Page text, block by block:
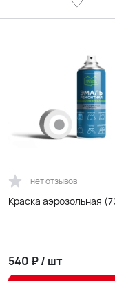
нет отзывов
Краска аэрозольная
540 ₽/ шт